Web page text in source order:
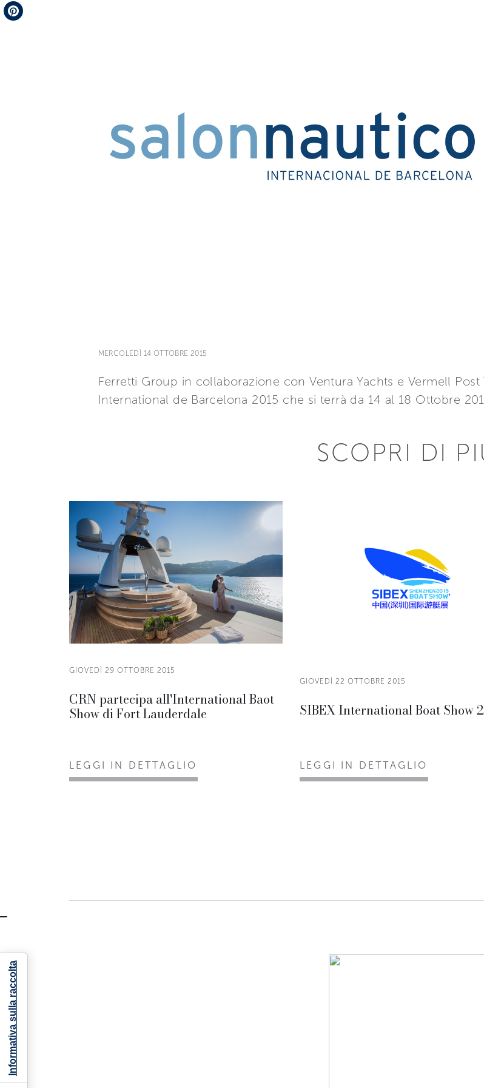
Telegram
MERCOLEDÌ 14 OTTOBRE 2015
Ferretti Group in collaborazione con Ventura Yachts e Vermell
International de Barcelona 2015 che si terrà da 14 al 18 Ottobre
SCOPRI DI
GIOVEDÌ 29 OTTOBRE 2015
CRN partecipa all'International Baot
Show di Fort Lauderdale
LEGGI IN DETTAGLIO
GIOVEDÌ 22 OTTOBRE 2015
SIBEX International Boat Show
LEGGI IN DETTAGLIO
Informativa sulla raccolta